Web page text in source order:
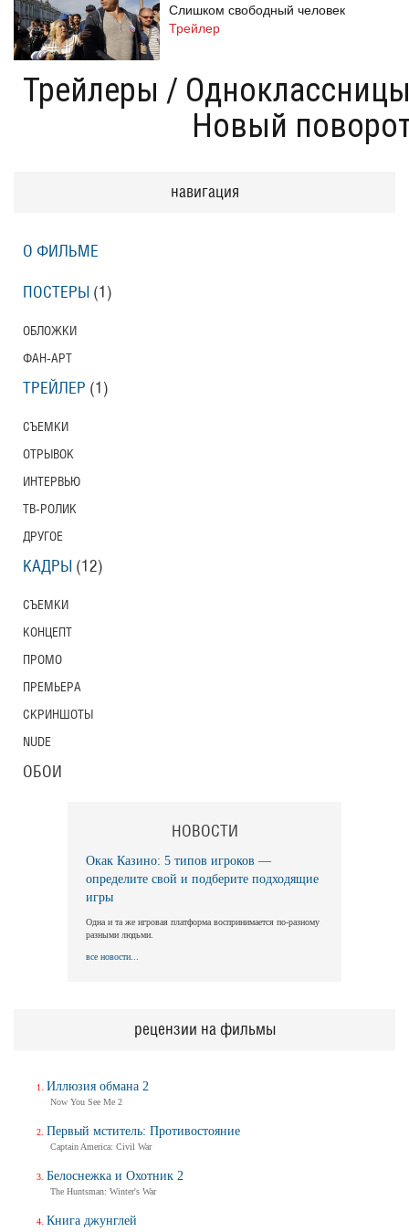
Трейлеры /
Новый
Слишком свободный человек
Трейлер
Одноклассницы: Новый поворот
Трейлер
Длинная ночь, короткое утро
Трейлер (на русском)
Трейлер №2
навигация
О ФИЛЬМЕ
ПОСТЕРЫ (1)
ОБЛОЖКИ
ФАН-АРТ
ТРЕЙЛЕР (1)
СЪЕМКИ
ОТРЫВОК
ИНТЕРВЬЮ
ТВ-РОЛИК
ДРУГОЕ
КАДРЫ (12)
СЪЕМКИ
КОНЦЕПТ
ПРОМО
ПРЕМЬЕРА
СКРИНШОТЫ
NUDE
ОБОИ
НОВОСТИ
Окак Казино: 5 типов игроков —
определите свой и подберите подходящие
игры
Одна и та же игровая платформа воспринимается по-разному
разными людьми.
все новости...
рецензии на фильмы
Иллюзия обмана 2
Now You See Me 2
Первый мститель: Противостояние
Captain America: Civil War
Белоснежка и Охотник 2
The Huntsman: Winter's War
Книга джунглей